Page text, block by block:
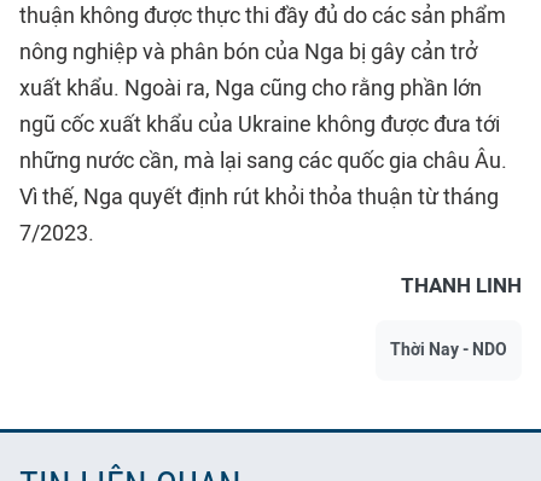
thuận không được thực thi đầy đủ do các sản phẩm
nông nghiệp và phân bón của Nga bị gây cản trở
xuất khẩu. Ngoài ra, Nga cũng cho rằng phần lớn
ngũ cốc xuất khẩu của Ukraine không được đưa tới
những nước cần, mà lại sang các quốc gia châu Âu.
Vì thế, Nga quyết định rút khỏi thỏa thuận từ tháng
7/2023.
THANH LINH
Thời Nay - NDO